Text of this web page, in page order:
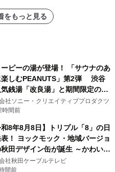
をもっと見る
ーピーの湯が登場！ 「サウナのあ
楽しむPEANUTS」第2弾 渋谷
銭湯「改良湯」と期間限定のコ
レーション サウナイキタイコラ
ズも発売決定！
社ソニー・クリエイティブプロダクツ
時間前
和8年8月8日】トリプル「8」の日
！ ヨックモック・地域バージョ
田デザイン缶が誕生 ～かわいい
の子犬と秋田の四季と名所を巡
社秋田ケーブルテレビ
間前